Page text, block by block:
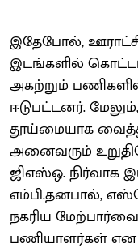
இதேபோல்,
இடங்களில்
அகற்றும்
ஈடுபட்டனர்.
தூய்மையாக
அனைவரும்
ஜிஎஸ்ஒ. நிர்வாக
எம்பி.தனபால்,
நகரிய
பணியாளர்கள்